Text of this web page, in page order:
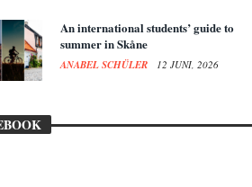
An international students’ guide to
summer in Skåne
ANABEL SCHÜLER 12 JUNI, 2026